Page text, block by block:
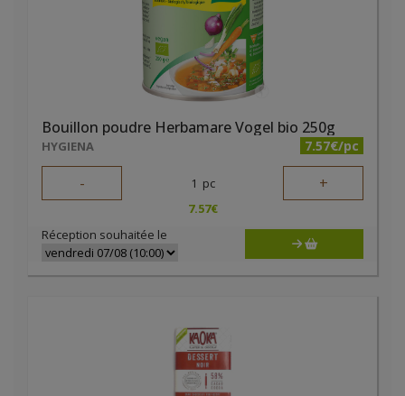
Bouillon poudre Herbamare Vogel bio 250g
HYGIENA 7.57€/pc
- 1 pc +
7.57€
Réception souhaitée le